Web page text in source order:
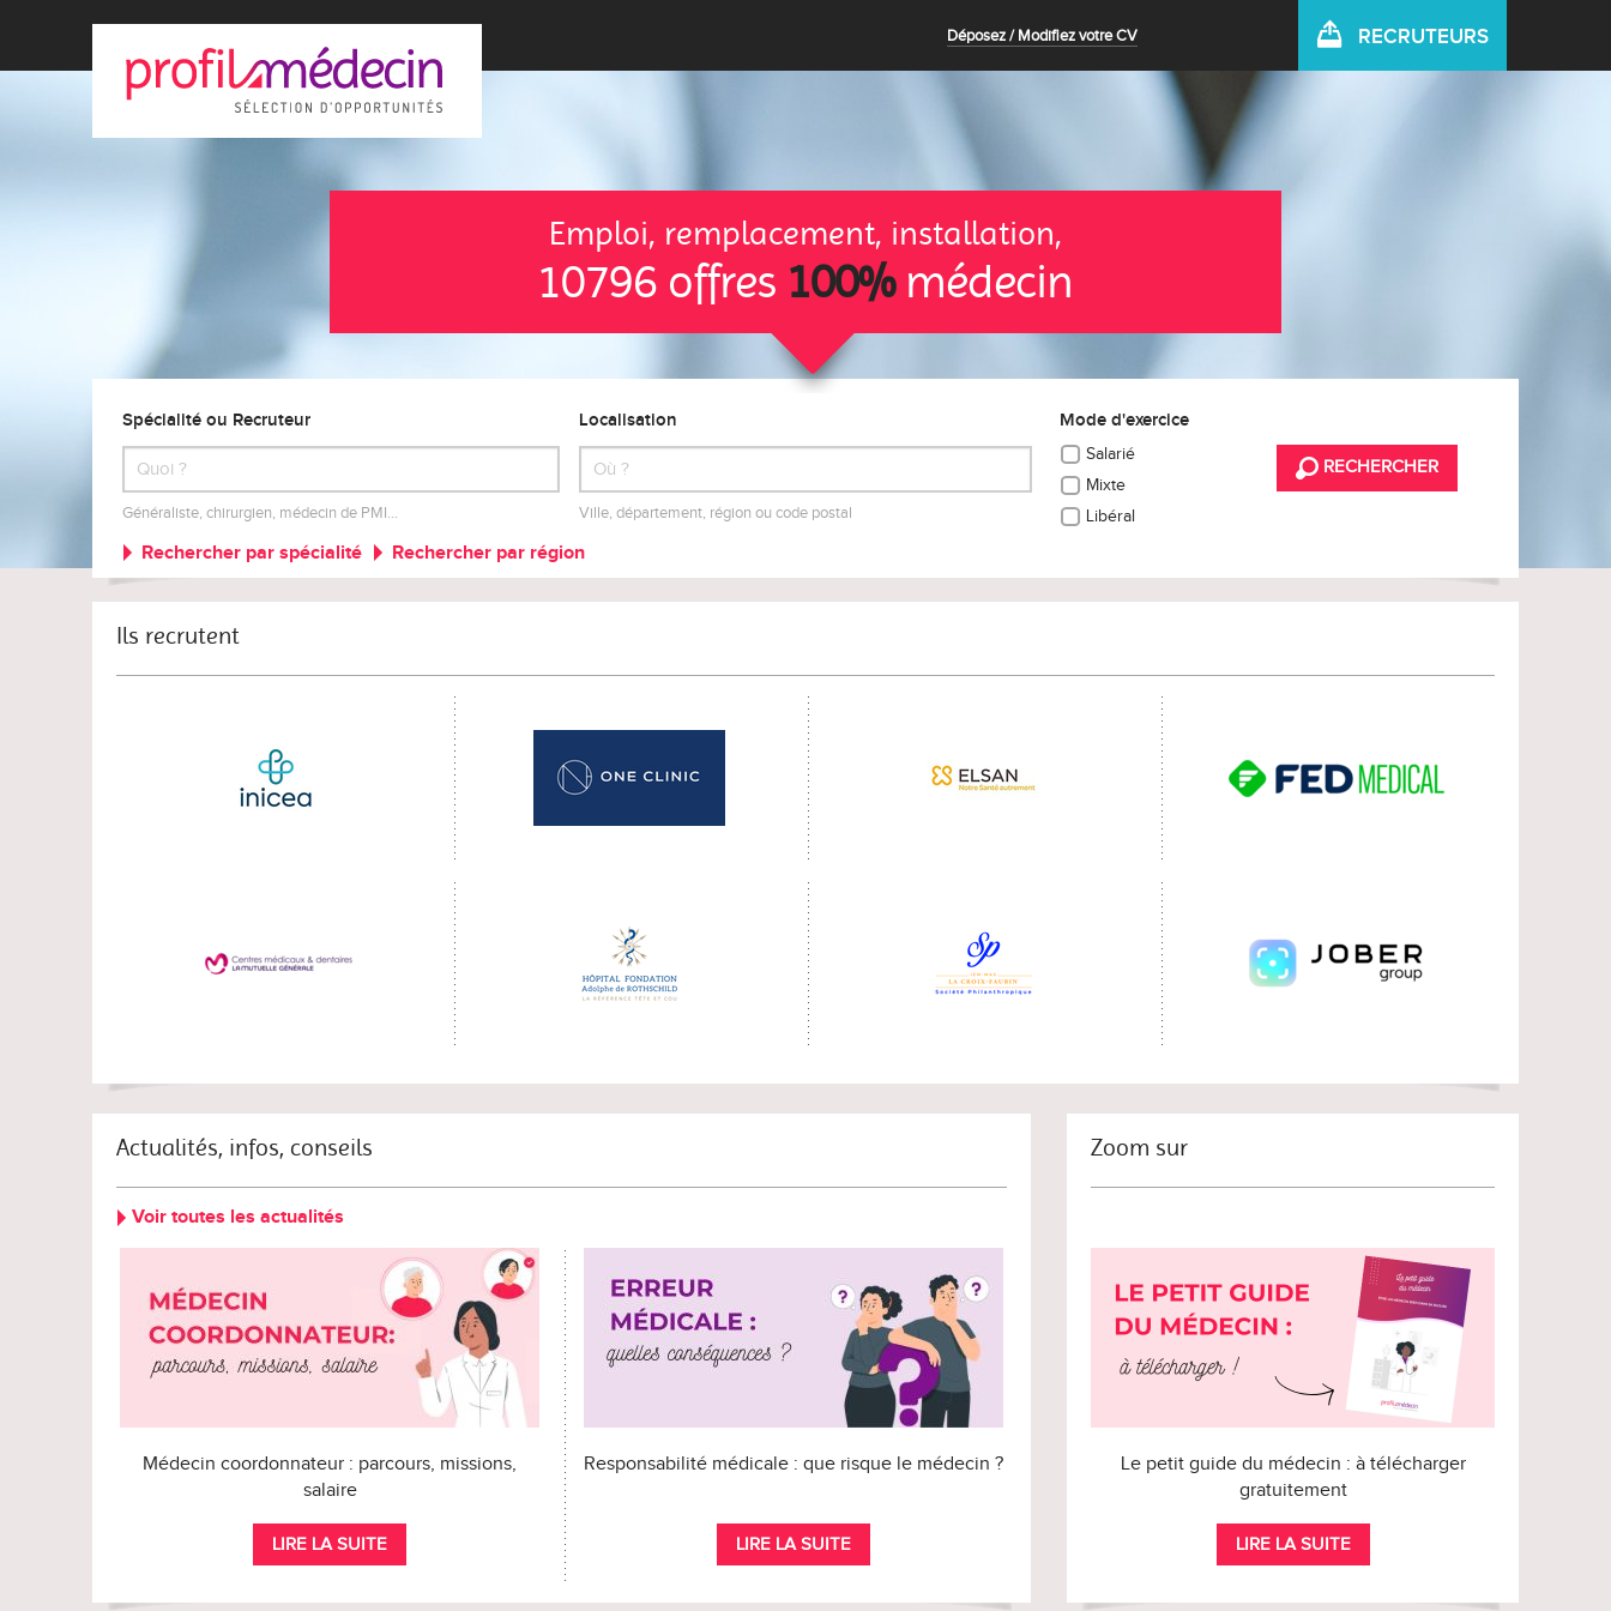
Déposez / Modifiez votre CV RECRUTEURS
Emploi, remplacement, installation,
10796 offres 100%médecin
Spécialité ou Recruteur
Généraliste, chirurgien, médecin de PMI…
Localisation
Ville, département, région ou code postal
Mode d'exercice
Salarié
Mixte
Libéral
RECHERCHER
Rechercher par spécialité Rechercher par région
Ils recrutent
Actualités, infos, conseils
Voir toutes les actualités
Médecin coordonnateur : parcours, missions,
salaire
LIRE LA SUITE
Responsabilité médicale : que risque le médecin ?
LIRE LA SUITE
Zoom sur
Le petit guide du médecin : à télécharger
gratuitement
LIRE LA SUITE